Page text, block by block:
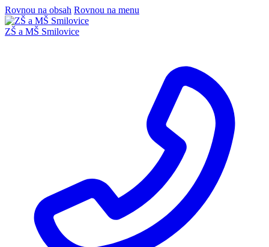
Rovnou na obsah Rovnou na menu
ZŠ a MŠ Smilovice